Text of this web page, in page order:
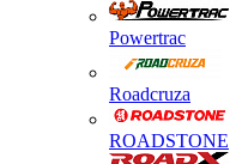
Powertrac
Roadcruza
ROADSTONE